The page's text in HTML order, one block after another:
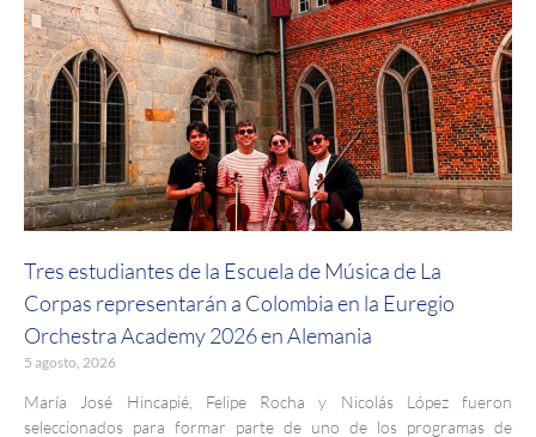
Tres estudiantes de la Escuela de Música de La
Corpas representarán a Colombia en la Euregio
Orchestra Academy 2026 en Alemania
5 agosto, 2026
María José Hincapié, Felipe Rocha y Nicolás López fueron
seleccionados para formar parte de uno de los programas de